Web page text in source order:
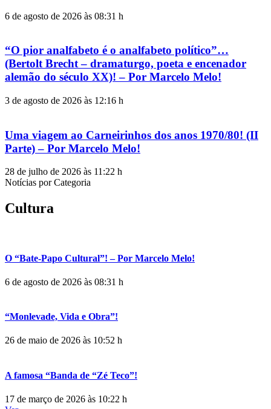
6 de agosto de 2026 às 08:31 h
“O pior analfabeto é o analfabeto político”…
(Bertolt Brecht – dramaturgo, poeta e encenador
alemão do século XX)! – Por Marcelo Melo!
3 de agosto de 2026 às 12:16 h
Uma viagem ao Carneirinhos dos anos 1970/80! (II
Parte) – Por Marcelo Melo!
28 de julho de 2026 às 11:22 h
Notícias por Categoria
Cultura
O “Bate-Papo Cultural”! – Por Marcelo Melo!
6 de agosto de 2026 às 08:31 h
“Monlevade, Vida e Obra”!
26 de maio de 2026 às 10:52 h
A famosa “Banda de “Zé Teco”!
17 de março de 2026 às 10:22 h